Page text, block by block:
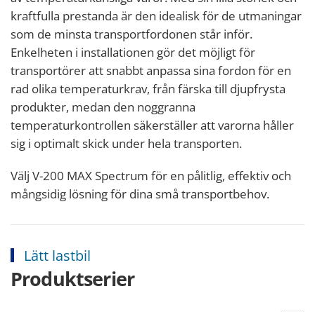
kraftfulla prestanda är den idealisk för de utmaningar
som de minsta transportfordonen står inför.
Enkelheten i installationen gör det möjligt för
transportörer att snabbt anpassa sina fordon för en
rad olika temperaturkrav, från färska till djupfrysta
produkter, medan den noggranna
temperaturkontrollen säkerställer att varorna håller
sig i optimalt skick under hela transporten.
Välj V-200 MAX Spectrum för en pålitlig, effektiv och
mångsidig lösning för dina små transportbehov.
Lätt lastbil
Produktserier